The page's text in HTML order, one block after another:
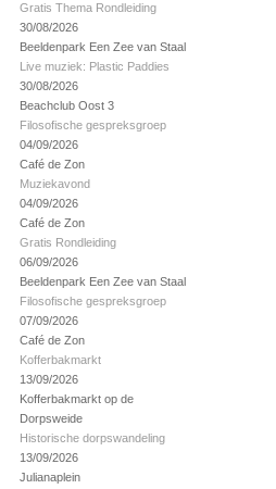
Gratis Thema Rondleiding
30/08/2026
Beeldenpark Een Zee van Staal
Live muziek: Plastic Paddies
30/08/2026
Beachclub Oost 3
Filosofische gespreksgroep
04/09/2026
Café de Zon
Muziekavond
04/09/2026
Café de Zon
Gratis Rondleiding
06/09/2026
Beeldenpark Een Zee van Staal
Filosofische gespreksgroep
07/09/2026
Café de Zon
Kofferbakmarkt
13/09/2026
Kofferbakmarkt op de
Dorpsweide
Historische dorpswandeling
13/09/2026
Julianaplein